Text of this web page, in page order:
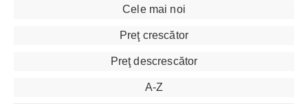
Cele mai noi
Preţ crescător
Preţ descrescător
A-Z